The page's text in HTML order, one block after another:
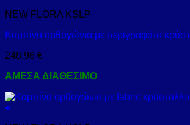
NEW FLORA KSLP
Καμπίνα ορθογώνια με σεριγραφάτο
248,96 €
ΑΜΕΣΑ ΔΙΑΘΕΣΙΜΟ
+